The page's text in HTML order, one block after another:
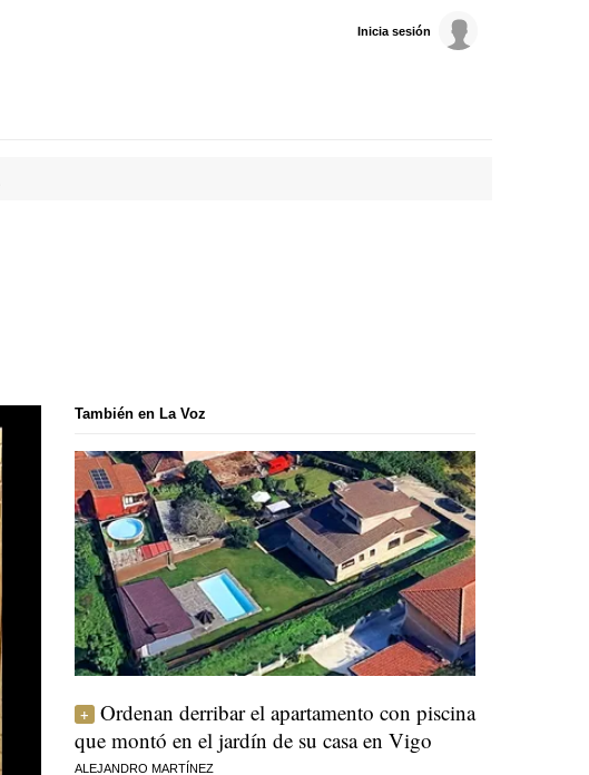
Inicia sesión
También en La Voz
Ordenan derribar el apartamento con piscina
que montó en el jardín de su casa en Vigo
ALEJANDRO MARTÍNEZ